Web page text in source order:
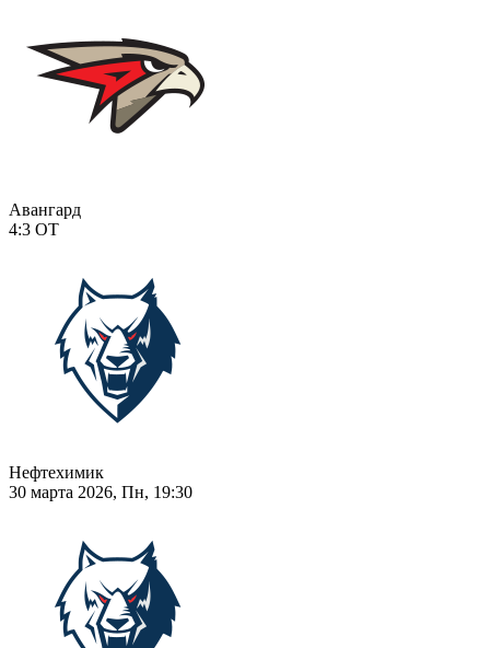
Авангард
4:3 ОТ
Нефтехимик
30 марта 2026, Пн, 19:30